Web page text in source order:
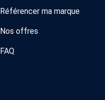
Référencer ma marque
Nos offres
FAQ